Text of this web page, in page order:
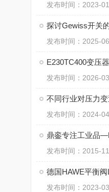
发布时间：2023-
探讨Gewiss开关
发布时间：2025-
发布时间：2026-
发布时间：2024-
鼎銮专注工业品
发布时间：2015-
发布时间：2023-